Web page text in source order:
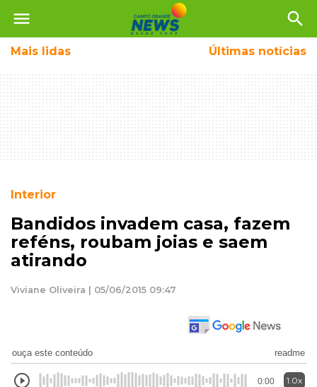
menu search
Mais lidas Últimas notícias
Interior
Bandidos invadem casa, fazem
reféns, roubam joias e saem
atirando
Viviane Oliveira | 05/06/2015 09:47
ouça este conteúdo readme
0:00 1.0x